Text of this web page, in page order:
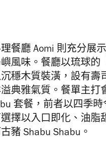
餐廳 Aomi 則充分展
風味。餐廳以琉球的
穩木質裝潢，設有壽
典雅氣質。餐單主打
套餐，前者以四季
擇以入口即化、油脂
豬 Shabu Shabu。